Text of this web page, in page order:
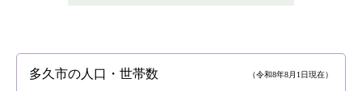
多久市の人口・世帯数 （令和8年8月1日現在）